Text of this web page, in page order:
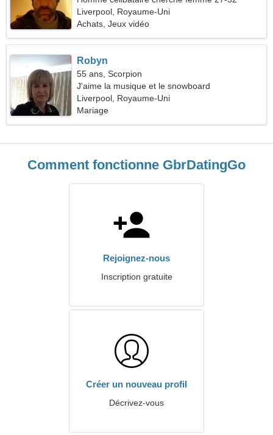
Liverpool, Royaume-Uni
Achats, Jeux vidéo
Robyn
55 ans, Scorpion
J'aime la musique et le snowboard
Liverpool, Royaume-Uni
Mariage
Comment fonctionne GbrDatingGo
Rejoignez-nous
Inscription gratuite
Créer un nouveau profil
Décrivez-vous